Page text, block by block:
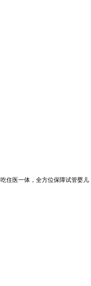
住医一体，全方位保障试管婴儿